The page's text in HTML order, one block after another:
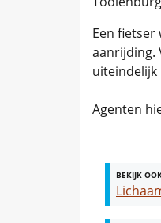
Een
aanrijding.
uiteindelijk
Agenten
BEKIJK